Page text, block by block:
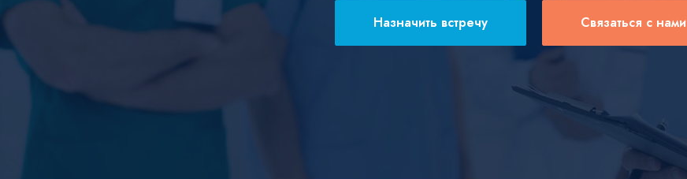
Назначить встречу Связаться с нами